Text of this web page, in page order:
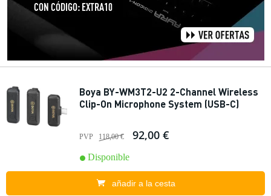
Boya BY-WM3T2-U2 2-Channel Wireless
Clip-On Microphone System (USB-C)
PVP 118,00 € 92,00 €
Disponible
añadir a la cesta